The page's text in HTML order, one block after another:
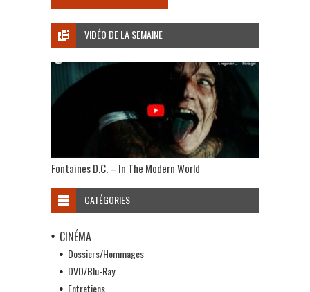
VIDÉO DE LA SEMAINE
Fontaines D.C. – In The Modern World
CATÉGORIES
CINÉMA
Dossiers/Hommages
DVD/Blu-Ray
Entretiens